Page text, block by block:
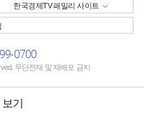
한국경제TV 패밀리 사이트
0700
무단전재 및 재배포 금지
기